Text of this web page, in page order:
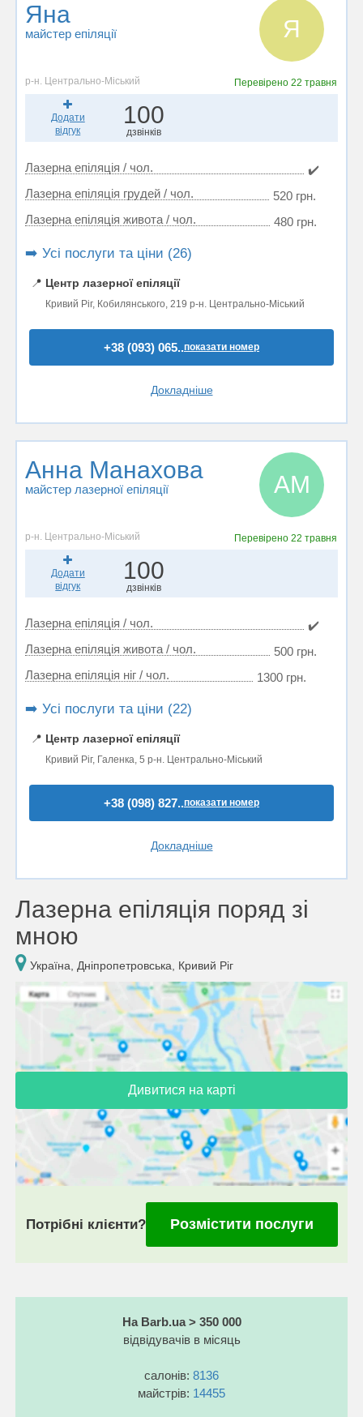
Яна
майстер епіляції Я
р-н. Центрально-Міський Перевірено22 травня
Додати
відгук
100
дзвінків
Лазерна епіляція / чол.
✔️
Лазерна епіляція грудей / чол.
520 грн.
Лазерна епіляція живота / чол.
480 грн.
➡️ Усі послуги та ціни (26)
📍 Центр лазерної епіляції
Кривий Ріг, Кобилянського, 219 р-н. Центрально-Міський
+38 (093) 065..показати номер
Докладніше
Анна Манахова
майстер лазерної епіляції АМ
р-н. Центрально-Міський Перевірено22 травня
Додати
відгук
100
дзвінків
Лазерна епіляція / чол.
✔️
Лазерна епіляція живота / чол.
500 грн.
Лазерна епіляція ніг / чол.
1300 грн.
➡️ Усі послуги та ціни (22)
📍 Центр лазерної епіляції
Кривий Ріг, Галенка, 5 р-н. Центрально-Міський
+38 (098) 827..показати номер
Докладніше
Лазерна епіляція поряд зі
мною
Україна, Дніпропетровська, Кривий Ріг
Дивитися на карті
Потрібні клієнти? Розмістити послуги
На Barb.ua > 350 000
відвідувачів в місяць
салонів: 8136
майстрів: 14455